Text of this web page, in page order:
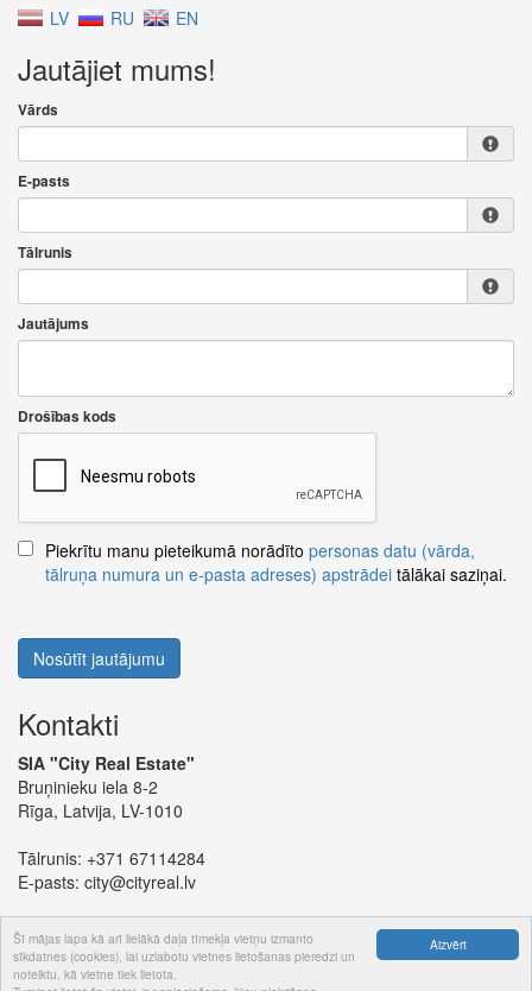
Aizvērt
Šī mājas lapa kā arī lielākā daļa tīmekļa vietņu izmanto
sīkdatnes (cookies), lai uzlabotu vietnes lietošanas pieredzi un
noteiktu, kā vietne tiek lietota.
LV RU EN
Jautājiet mums!
Vārds
E-pasts
Tālrunis
Jautājums
Drošības kods
Piekrītu manu pieteikumā norādīto personas datu (vārda,
tālruņa numura un e-pasta adreses) apstrādei tālākai saziņai.
Nosūtīt jautājumu
Kontakti
SIA "City Real Estate"
Bruņinieku iela 8-2
Rīga, Latvija, LV-1010
Tālrunis: +371 67114284
E-pasts: city@cityreal.lv
© 2024 SIA "City Real Estate"